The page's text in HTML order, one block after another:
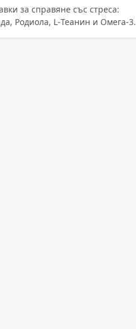
за справяне със стреса:
Родиола, L-Теанин и Омега-3.